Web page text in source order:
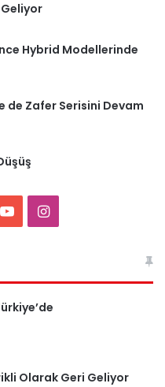
Hybrid Modellerinde
de Zafer Serisini Devam
YouTubeInstagram
Olarak Geri Geliyor